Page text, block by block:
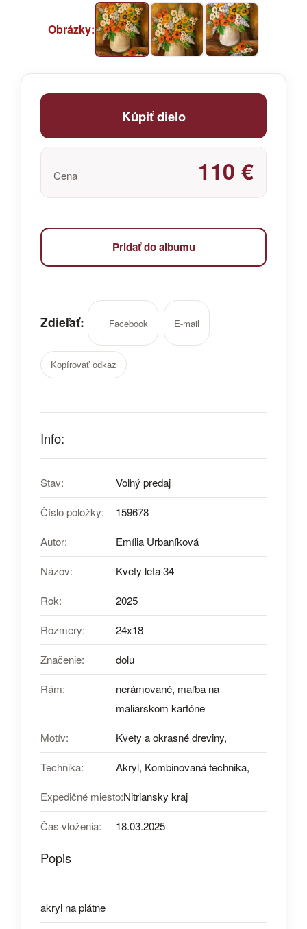
Obrázky:
Kúpiť dielo
Cena 110 €
Pridať do albumu
Zdieľať: Facebook E-mail
Kopírovať odkaz
Info:
Stav: Voľný predaj
Číslo položky: 159678
Autor: Emília Urbaníková
Názov: Kvety leta 34
Rok: 2025
Rozmery: 24x18
Značenie: dolu
Rám:
nerámované, maľba na
maliarskom kartóne
Motív: Kvety a okrasné dreviny,
Technika: Akryl, Kombinovaná technika,
Expedičné miesto:Nitriansky kraj
Čas vloženia: 18.03.2025
Popis
akryl na plátne